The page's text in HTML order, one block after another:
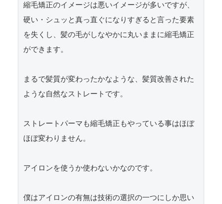
縮毛矯正のイメージは悪いイメージが多いですが、
硬い・シュッと真っ直ぐになりすぎると言った要素
を失くし、髪の毛がしなやかに丸いままに縮毛矯正
ができます。
まるで髪質が変わったかなような、髪質改善された
ような自然なストレートです。
ストレートパーマも縮毛矯正もやっている事はほぼ
ほぼ変わりません。
アイロンを使うか使わないかなのです。
僕はアイロンの有無は技術の選択の一つにしか思い